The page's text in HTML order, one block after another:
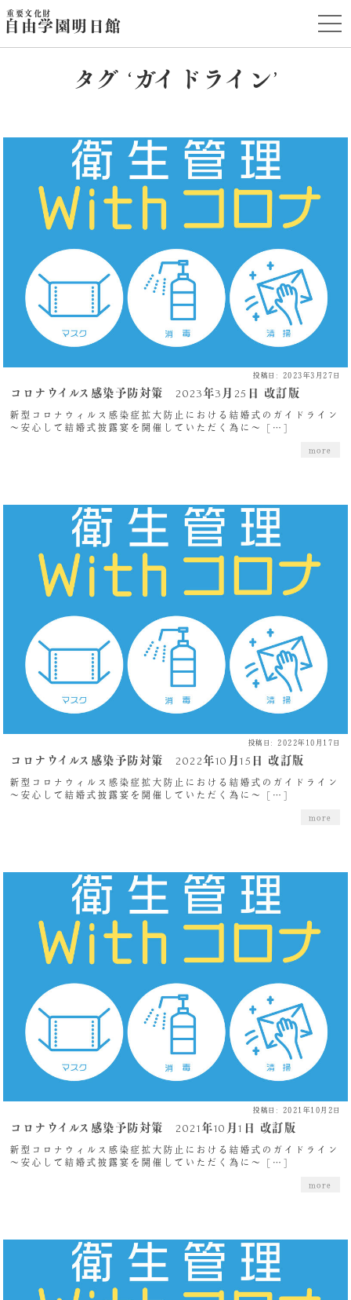
t
o
g
重要文化財
自由学園明日館
タグ ‘ガイドライン’
投稿日: 2023年3月27日
コロナウイルス感染予防対策 2023年3月25日 改訂版
新型コロナウィルス感染症拡大防止における結婚式のガイドライン
～安心して結婚式披露宴を開催していただく為に～ […]
more
投稿日: 2022年10月17日
コロナウイルス感染予防対策 2022年10月15日 改訂版
新型コロナウィルス感染症拡大防止における結婚式のガイドライン
～安心して結婚式披露宴を開催していただく為に～ […]
more
投稿日: 2021年10月2日
コロナウイルス感染予防対策 2021年10月1日 改訂版
新型コロナウィルス感染症拡大防止における結婚式のガイドライン
～安心して結婚式披露宴を開催していただく為に～ […]
more